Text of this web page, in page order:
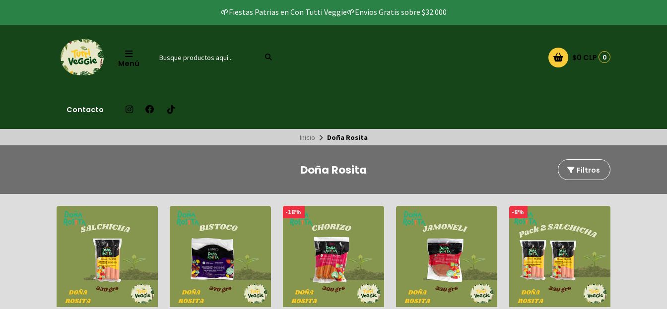
🌱Fiestas Patrias en Con Tutti Veggie🌱Envios Gratis sobre $32.000
Menú
$0 CLP 0
Contacto
Inicio Doña Rosita
Doña Rosita Filtros
-18% -8%